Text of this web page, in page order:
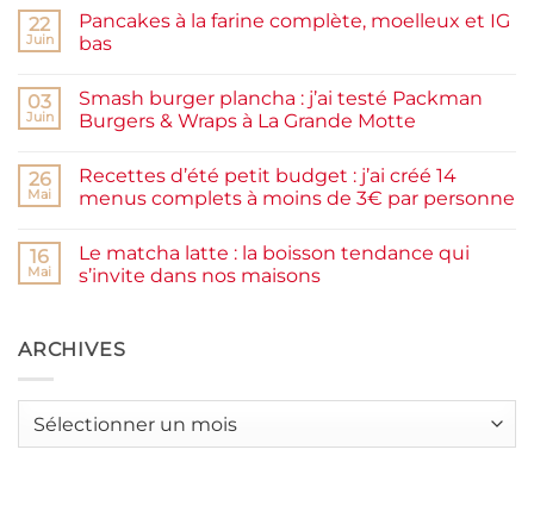
Confiture
de
prunes
et
rapide
22
Juin
Pancakes à la farine complète, moelleux et IG
bas
sur
Pancakes
à
complète,
moelleux
et
03
Juin
Smash burger plancha : j’ai testé Packman
Burgers & Wraps à La Grande Motte
sur
Smash
burger
testé
Packman
Burgers &
Grande
Motte
26
Mai
Recettes d’été petit budget : j’ai créé 14
menus complets à moins de 3€ par personne
sur
Recettes
d’été
j’ai
créé
à
16
Mai
Le matcha latte : la boisson tendance qui
s’invite dans nos maisons
Le
matcha
boisson
ARCHIVES
Archives